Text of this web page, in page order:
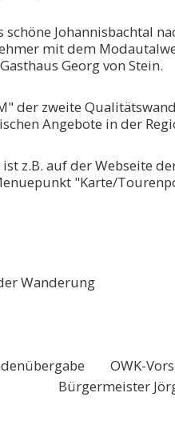
Johannisbachtal
mit dem
Georg von Stein.
der zweite
Angebote in der
z.B. auf der Webseite
"Karte/
OWK-